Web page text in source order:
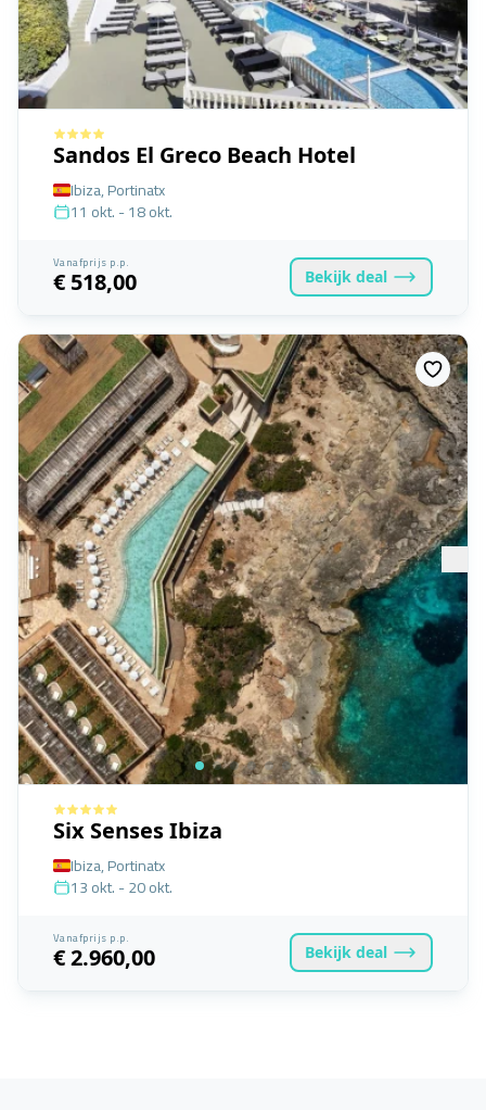
Sandos El Greco Beach Hotel
Ibiza, Portinatx
11 okt. - 18 okt.
Vanafprijs p.p.
€ 518,00 Bekijk deal
Six Senses Ibiza
Ibiza, Portinatx
13 okt. - 20 okt.
Vanafprijs p.p.
€ 2.960,00 Bekijk deal